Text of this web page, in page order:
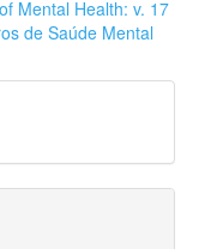
Mental Health: v. 17
de Saúde Mental